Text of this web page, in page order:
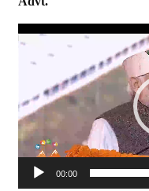
Video
00:00